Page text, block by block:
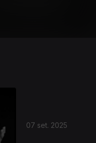
07 set. 2025